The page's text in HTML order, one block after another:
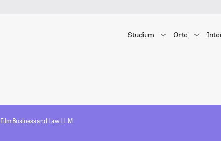
Studium Orte
Business and Law LL.M